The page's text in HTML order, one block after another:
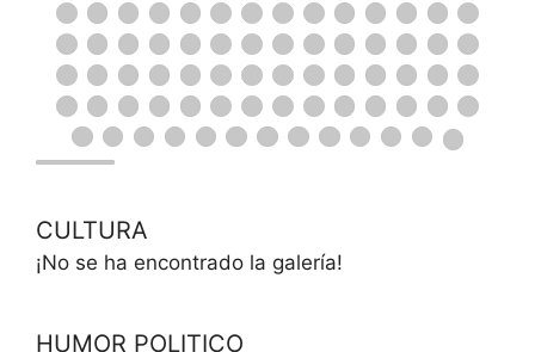
CULTURA
¡No se ha encontrado la galería!
HUMOR POLITICO